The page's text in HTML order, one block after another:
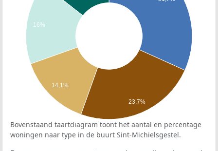
16%
14,1%
23,7%
Bovenstaand taartdiagram toont het aantal en percentage
woningen naar type in de buurt Sint-Michielsgestel.